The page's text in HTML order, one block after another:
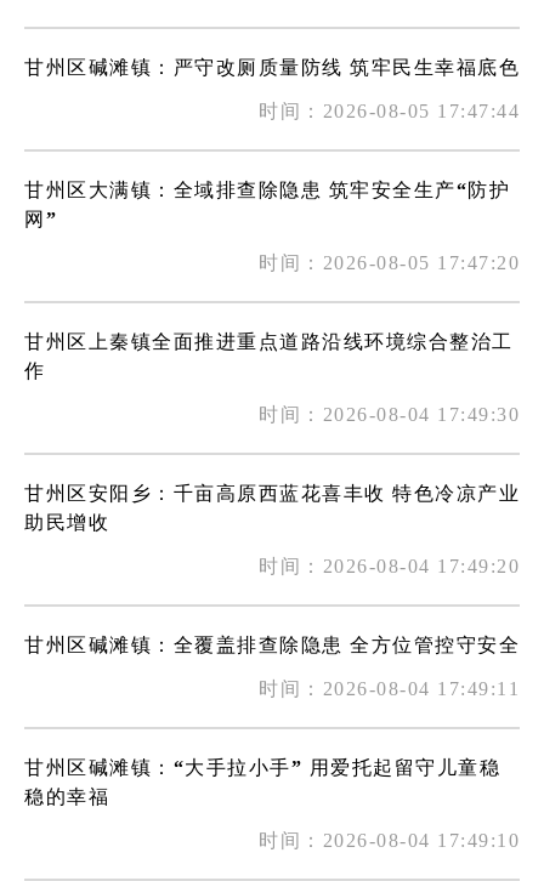
甘州区碱滩镇：严守改厕质量防线 筑牢民生幸福底色
时间：2026-08-05 17:47:44
甘州区大满镇：全域排查除隐患 筑牢安全生产“防护
网”
时间：2026-08-05 17:47:20
甘州区上秦镇全面推进重点道路沿线环境综合整治工
作
时间：2026-08-04 17:49:30
甘州区安阳乡：千亩高原西蓝花喜丰收 特色冷凉产业
助民增收
时间：2026-08-04 17:49:20
甘州区碱滩镇：全覆盖排查除隐患 全方位管控守安全
时间：2026-08-04 17:49:11
甘州区碱滩镇：“大手拉小手” 用爱托起留守儿童稳
稳的幸福
时间：2026-08-04 17:49:10